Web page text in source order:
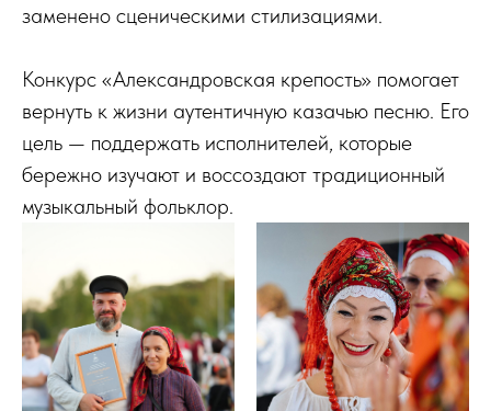
заменено сценическими стилизациями.
Конкурс «Александровская крепость» помогает
вернуть к жизни аутентичную казачью песню. Его
цель — поддержать исполнителей, которые
бережно изучают и воссоздают традиционный
музыкальный фольклор.